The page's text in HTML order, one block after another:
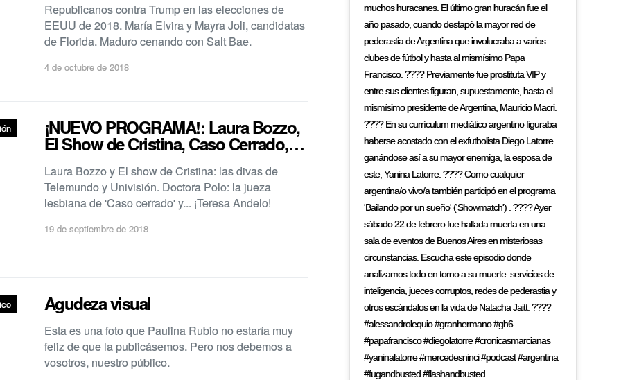
Republicanos contra Trump en las elecciones de
EEUU de 2018. María Elvira y Mayra Joli, candidatas
de Florida. Maduro cenando con Salt Bae.
4 de octubre de 2018
¡NUEVO PROGRAMA!: Laura Bozzo,
El Show de Cristina, Caso Cerrado,…
Laura Bozzo y El show de Cristina: las divas de
Telemundo y Univisión. Doctora Polo: la jueza
lesbiana de 'Caso cerrado' y... ¡Teresa Andelo!
19 de septiembre de 2018
Agudeza visual
Esta es una foto que Paulina Rubio no estaría muy
feliz de que la publicásemos. Pero nos debemos a
vosotros, nuestro público.
muchos huracanes. El último gran huracán fue el
año pasado, cuando destapó la mayor red de
pederastia de Argentina que involucraba a varios
clubes de fútbol y hasta al mismísimo Papa
Francisco. ???? Previamente fue prostituta VIP y
entre sus clientes figuran, supuestamente, hasta el
mismísimo presidente de Argentina, Mauricio Macri.
???? En su currículum mediático argentino figuraba
haberse acostado con el exfutbolista Diego Latorre
ganándose así a su mayor enemiga, la esposa de
este, Yanina Latorre. ???? Como cualquier
argentina/o vivo/a también participó en el programa
'Bailando por un sueño' ('Showmatch') . ???? Ayer
sábado 22 de febrero fue hallada muerta en una
sala de eventos de Buenos Aires en misteriosas
circunstancias. Escucha este episodio donde
analizamos todo en torno a su muerte: servicios de
inteligencia, jueces corruptos, redes de pederastia y
otros escándalos en la vida de Natacha Jaitt. ????
#alessandrolequio #granhermano #gh6
#papafrancisco #diegolatorre #cronicasmarcianas
#yaninalatorre #mercedesninci #podcast #argentina
#fugandbusted #flashandbusted